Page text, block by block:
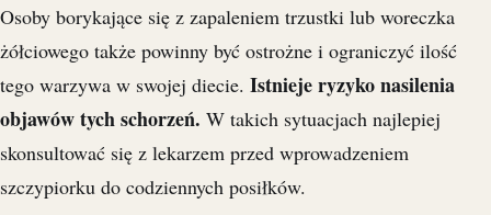
Osoby borykające się z zapaleniem trzustki lub woreczka
żółciowego także powinny być ostrożne i ograniczyć ilość
tego warzywa w swojej diecie. Istnieje ryzyko nasilenia
objawów tych schorzeń. W takich sytuacjach najlepiej
skonsultować się z lekarzem przed wprowadzeniem
szczypiorku do codziennych posiłków.